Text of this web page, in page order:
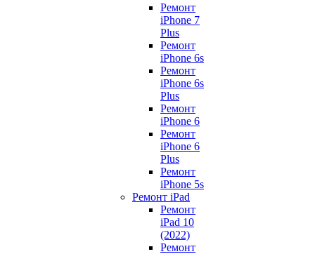
Ремонт
iPhone 7
Plus
Ремонт
iPhone 6s
Ремонт
iPhone 6s
Plus
Ремонт
iPhone 6
Ремонт
iPhone 6
Plus
Ремонт
iPhone 5s
Ремонт iPad
Ремонт
iPad 10
(2022)
Ремонт